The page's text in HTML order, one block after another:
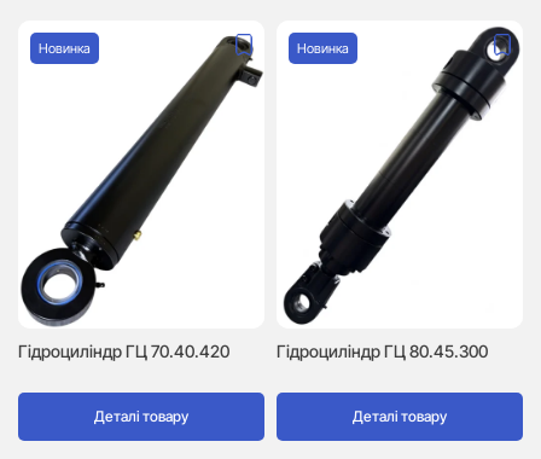
Гідроциліндр ГЦ 70.40.420
Деталі товару
Новинка
Гідроциліндр ГЦ 80.45.300
Деталі товару
Новинка